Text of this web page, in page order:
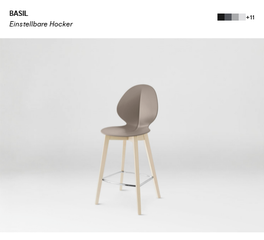
BASIL
Einstellbare Hocker
+11